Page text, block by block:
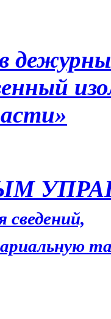
сведений,